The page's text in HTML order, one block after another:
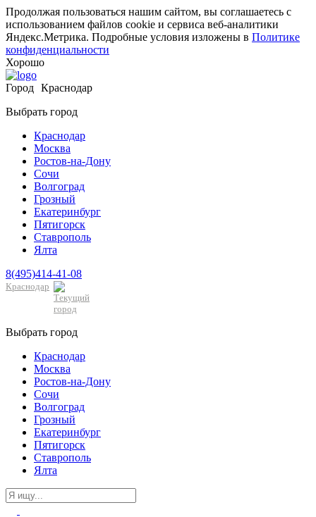
Продолжая пользоваться нашим сайтом, вы соглашаетесь с
использованием файлов cookie и сервиса веб-аналитики
Яндекс.Метрика. Подробные условия изложены в Политике
конфиденциальности
Хорошо
Город Краснодар
Выбрать город
Краснодар
Москва
Ростов-на-Дону
Сочи
Волгоград
Грозный
Екатеринбург
Пятигорск
Ставрополь
Ялта
8(495)414-41-08
Краснодар
Выбрать город
Краснодар
Москва
Ростов-на-Дону
Сочи
Волгоград
Грозный
Екатеринбург
Пятигорск
Ставрополь
Ялта